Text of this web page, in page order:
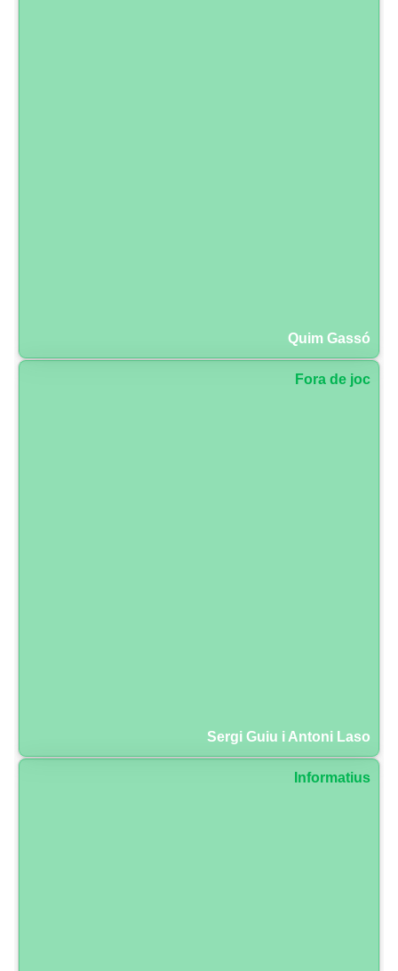
Quim Gassó
Fora de joc
Sergi Guiu i Antoni Laso
Informatius